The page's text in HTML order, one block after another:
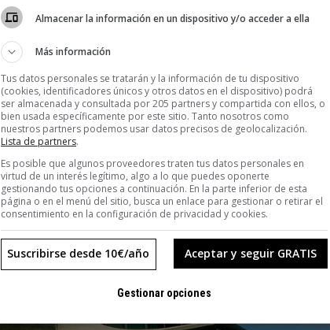
Almacenar la información en un dispositivo y/o acceder a ella
Más información
Tus datos personales se tratarán y la información de tu dispositivo
(cookies, identificadores únicos y otros datos en el dispositivo) podrá
ser almacenada y consultada por 205 partners y compartida con ellos, o
bien usada específicamente por este sitio. Tanto nosotros como
nuestros partners podemos usar datos precisos de geolocalización.
Lista de partners.
Es posible que algunos proveedores traten tus datos personales en
virtud de un interés legítimo, algo a lo que puedes oponerte
gestionando tus opciones a continuación. En la parte inferior de esta
página o en el menú del sitio, busca un enlace para gestionar o retirar el
consentimiento en la configuración de privacidad y cookies.
Aceptar y seguir GRATIS
Suscribirse desde 10€/año
Gestionar opciones